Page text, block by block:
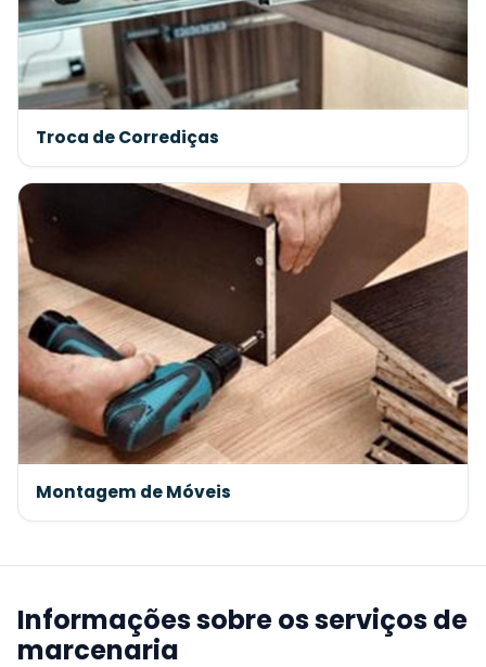
Troca de Corrediças
Montagem de Móveis
Informações sobre os serviços de
marcenaria